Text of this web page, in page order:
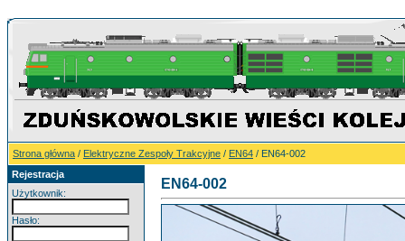
Strona główna / Elektryczne Zespoły Trakcyjne / EN64 / EN64-002
Rejestracja
Użytkownik:
Hasło:
EN64-002